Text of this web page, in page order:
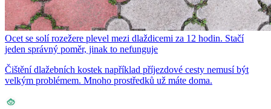
Ocet se solí rozežere plevel mezi dlaždicemi za 12 hodin. Stačí
jeden správný poměr, jinak to nefunguje
Čištění dlažebních kostek například příjezdové cesty nemusí být
velkým problémem. Mnoho prostředků už máte doma.